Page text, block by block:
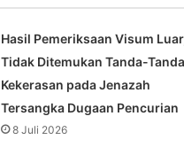
Hasil Pemeriksaan Visum
Tidak Ditemukan Tanda-Tanda
Kekerasan pada Jenazah
Tersangka Dugaan Pencurian
8 Juli 2026